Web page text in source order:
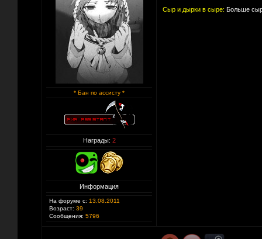
* Бан по ассисту *
Награды: 2
Информация
На форуме с: 13.08.2011
Возраст: 39
Сообщения: 5796
Сыр и дырки в сыре: Больше